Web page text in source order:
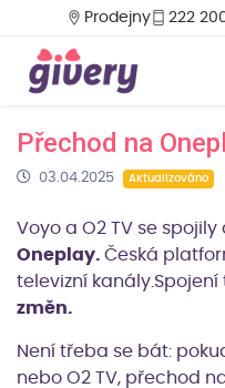
Prodejny 222
Přechod na
03.04.2025 Aktualizováno
Voyo a O2 TV se
Oneplay. Česká
televizní
změn.
Není třeba se bát:
nebo O2 TV, přechod